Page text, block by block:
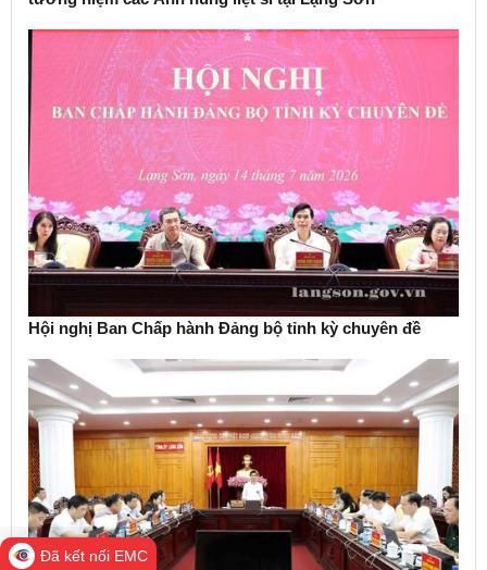
Hội nghị Ban Chấp hành Đảng bộ tỉnh kỳ chuyên đề
Đã kết nối EMC